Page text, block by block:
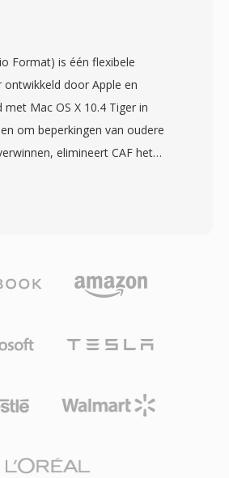
in het bereik van 96-192 kbps.
kHz en 1 tot 255 kanalen,
tot surroundmixen. Één
is het volledige ontbreken
— gameontwikkelaars,
en hardwarefabrikanten
zonder
bij lage bitrates dan veel
verklaart waarom het
geluidseffecten om
allemaal native Vorbis-
Format) is één flexibele
door Apple en
met Mac OS X 10.4 Tiger in
om beperkingen van oudere
elimineert CAF het
van 4 GB dat WAV en
De op chunks
waaronder kanaallayouts,
annotaties en MIDI-
opnames: omroepen en
is één andere